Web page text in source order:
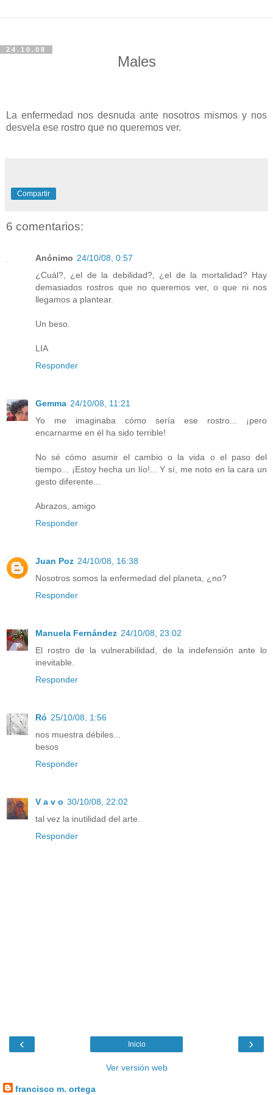
24.10.08
Males
La enfermedad nos desnuda ante nosotros mismos y nos
desvela ese rostro que no queremos ver.
Compartir
6 comentarios:
Anónimo 24/10/08, 0:57
¿Cuál?, ¿el de la debilidad?, ¿el de la mortalidad? Hay
demasiados rostros que no queremos ver, o que ni nos
llegamos a plantear.
Un beso.
LIA
Responder
Gemma 24/10/08, 11:21
Yo me imaginaba cómo sería ese rostro... ¡pero
encarnarme en él ha sido terrible!
No sé cómo asumir el cambio o la vida o el paso del
tiempo... ¡Estoy hecha un lío!... Y sí, me noto en la cara un
gesto diferente...
Abrazos, amigo
Responder
Juan Poz 24/10/08, 16:38
Nosotros somos la enfermedad del planeta, ¿no?
Responder
Manuela Fernández 24/10/08, 23:02
El rostro de la vulnerabilidad, de la indefensión ante lo
inevitable.
Responder
Ró 25/10/08, 1:56
nos muestra débiles...
besos
Responder
V a v o 30/10/08, 22:02
tal vez la inutilidad del arte.
Responder
‹ ›
Inicio
Ver versión web
francisco m. ortega